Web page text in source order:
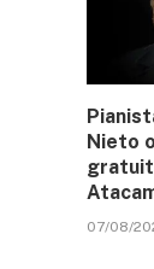
Nieto
07/08/